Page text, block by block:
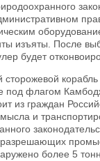
изъяты. После
будет
сторожевой
под флагом
из граждан
и
разрешающих
более 5